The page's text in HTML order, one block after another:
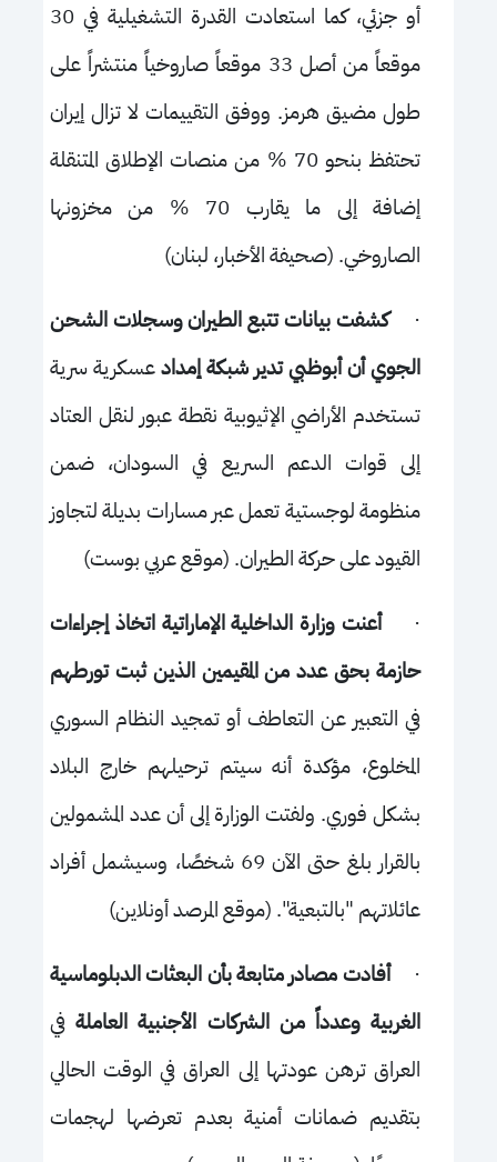
أو جزئي، كما استعادت القدرة التشغيلية في 30
موقعاً من أصل 33 موقعاً صاروخياً منتشراً على
طول مضيق هرمز. ووفق التقييمات لا تزال إيران
تحتفظ بنحو 70 % من منصات الإطلاق المتنقلة
إضافة إلى ما يقارب 70 % من مخزونها
الصاروخي. (صحيفة الأخبار، لبنان)
·كشفت بيانات تتبع الطيران وسجلات الشحن
الجوي أن أبوظبي تدير شبكة إمدادعسكرية سرية
تستخدم الأراضي الإثيوبية نقطة عبور لنقل العتاد
إلى قوات الدعم السريع في السودان، ضمن
منظومة لوجستية تعمل عبر مسارات بديلة لتجاوز
القيود على حركة الطيران. (موقع عربي بوست)
·أعنت وزارة الداخلية الإماراتية اتخاذ إجراءات
حازمة بحق عدد من المقيمين الذين ثبت تورطهم
في التعبير عن التعاطف أو تمجيد النظام السوري
المخلوع، مؤكدة أنه سيتم ترحيلهم خارج البلاد
بشكل فوري. ولفتت الوزارة إلى أن عدد المشمولين
بالقرار بلغ حتى الآن 69 شخصًا، وسيشمل أفراد
عائلاتهم "بالتبعية". (موقع المرصد أونلاين)
·أفادت مصادر متابعة بأن البعثات الدبلوماسية
الغربية وعدداً من الشركات الأجنبية العاملةفي
العراق ترهن عودتها إلى العراق في الوقت الحالي
بتقديم ضمانات أمنية بعدم تعرضها لهجمات